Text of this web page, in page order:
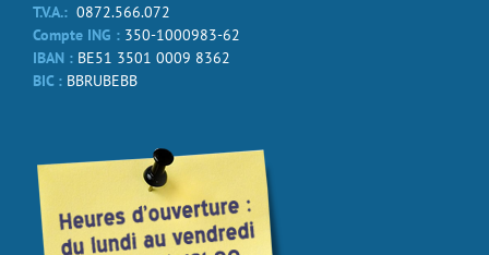
T.V.A.: 0872.566.072
Compte ING : 350-1000983-62
IBAN : BE51 3501 0009 8362
BIC : BBRUBEBB